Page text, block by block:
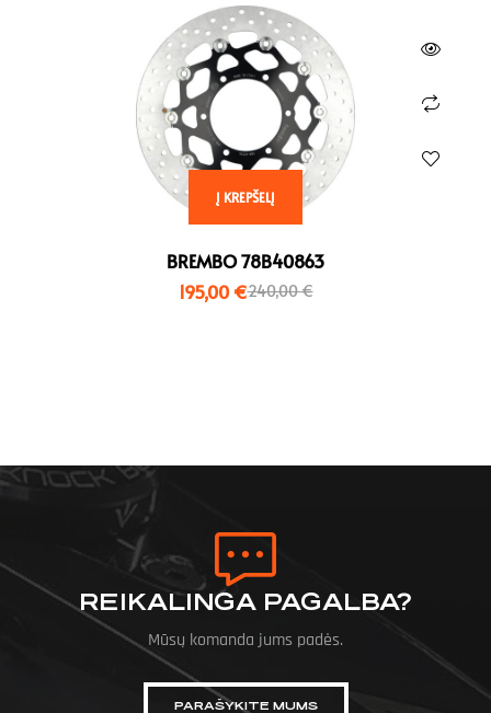
Į KREPŠELĮ
BREMBO 78B40863
240,00€
195,00 €
REIKALINGA PAGALBA?
Mūsų komanda jums padės.
PARAŠYKITE MUMS